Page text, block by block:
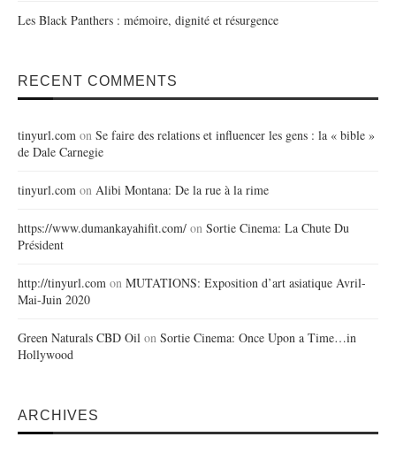
Les Black Panthers : mémoire, dignité et résurgence
RECENT COMMENTS
tinyurl.com on Se faire des relations et influencer les gens : la « bible »
de Dale Carnegie
tinyurl.com on Alibi Montana: De la rue à la rime
https://www.dumankayahifit.com/ on Sortie Cinema: La Chute Du
Président
http://tinyurl.com on MUTATIONS: Exposition d’art asiatique Avril-
Mai-Juin 2020
Green Naturals CBD Oil on Sortie Cinema: Once Upon a Time…in
Hollywood
ARCHIVES